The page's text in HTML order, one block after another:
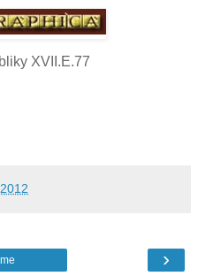
XVII.E.77
›